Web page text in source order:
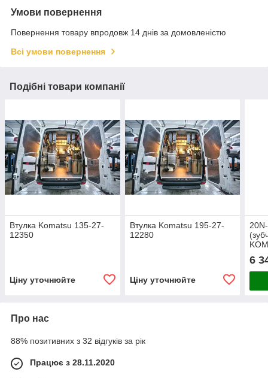
Умови повернення
Повернення товару впродовж 14 днів за домовленістю
Всі умови повернення
Подібні товари компанії
Втулка Komatsu 135-27-
12350
Ціну уточнюйте
Втулка Komatsu 195-27-
12280
Ціну уточнюйте
6
Про нас
88% позитивних з 32 відгуків за рік
Працює з 28.11.2020